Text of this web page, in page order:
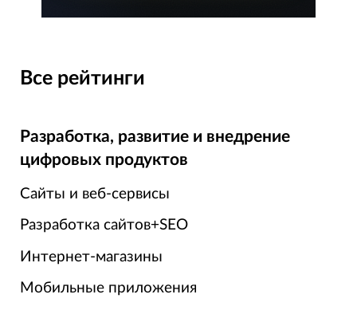
Все рейтинги
Разработка, развитие и внедрение
цифровых продуктов
Сайты и веб-сервисы
Разработка сайтов+SEO
Интернет-магазины
Мобильные приложения